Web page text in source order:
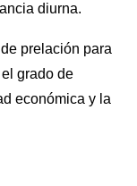
diurna.
prelación para
grado de
económica y la